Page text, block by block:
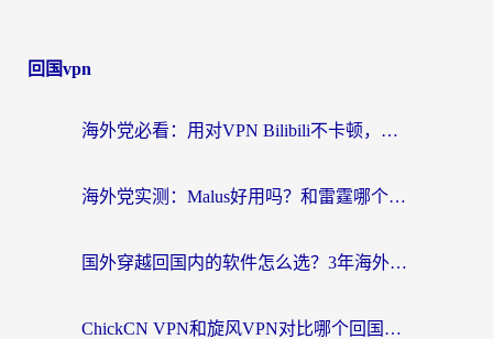
回国vpn
海外党必看：用对VPN Bilibili不卡顿，英国玩国内游戏也丝滑——2026回国加速器选择指南
海外党实测：Malus好用吗？和雷霆哪个好？+ 3款热门加速器深度对比
国外穿越回国内的软件怎么选？3年海外党亲测实用指南，告别地域限制
ChickCN VPN和旋风VPN对比哪个回国效果更好？海外党实测回国内网神器指南